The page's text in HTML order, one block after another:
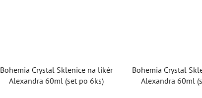
Bohemia Crystal Sklenice na likér
Alexandra 60ml (set po 6ks)
Bohemia Crystal
Alexandra 60ml